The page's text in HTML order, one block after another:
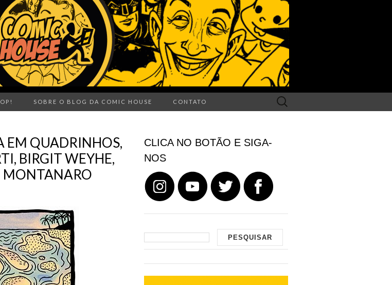
SOBRE O BLOG DA COMIC HOUSE CONTATO
Search
for:
EM QUADRINHOS,
BIRGIT WEYHE,
MONTANARO
CLICA NO BOTÃO E SIGA-
NOS